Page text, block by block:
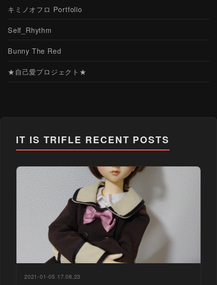
キミノオフロ Portfolio
Self_Rhythm
Bunny The Red
★自己愛プロジェクト★
IT IS TRIFLE RECENT POSTS
2021-01-05 17.08.23